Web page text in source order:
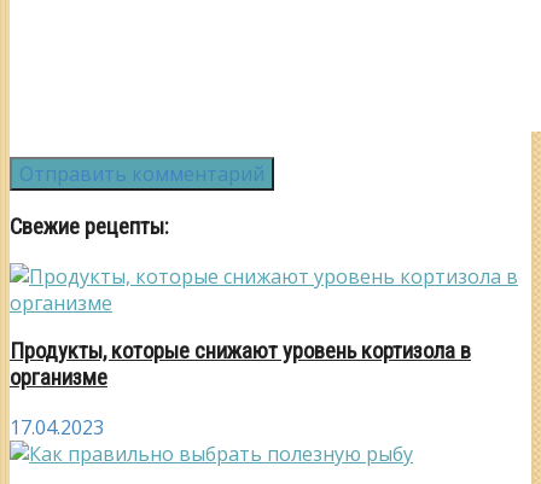
Свежие рецепты:
Продукты, которые снижают уровень кортизола в
организме
17.04.2023